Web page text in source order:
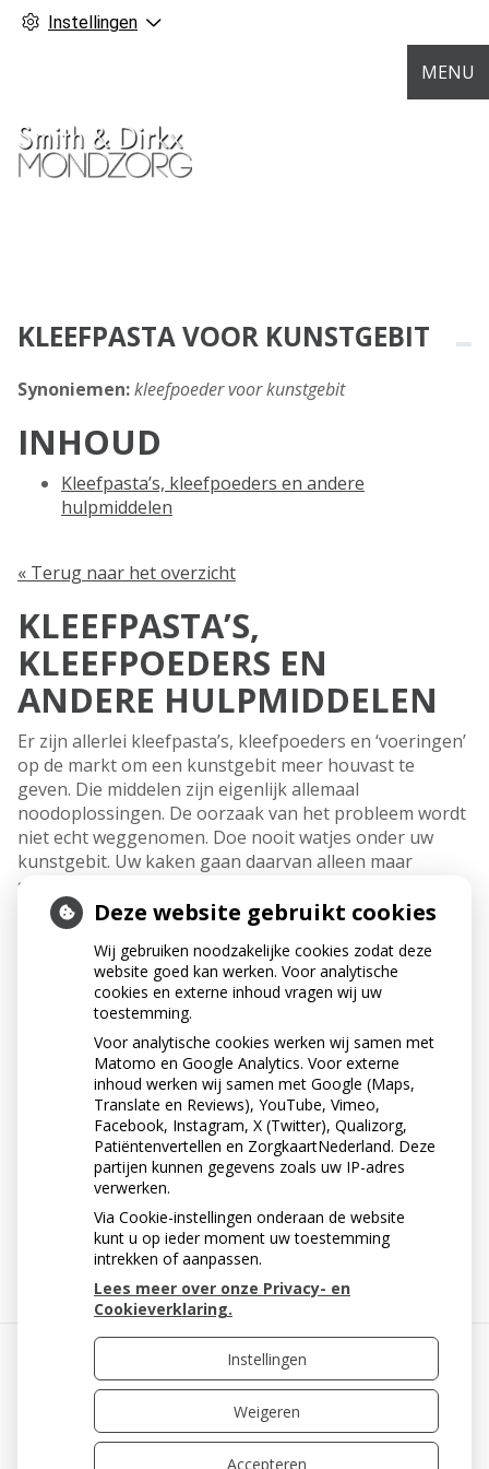
Instellingen
MENU
KLEEFPASTA VOOR KUNSTGEBIT
Synoniemen:kleefpoeder voor kunstgebit
INHOUD
Kleefpasta’s, kleefpoeders en andere
hulpmiddelen
« Terug naar het overzicht
KLEEFPASTA’S,
KLEEFPOEDERS EN
ANDERE HULPMIDDELEN
Er zijn allerlei kleefpasta’s, kleefpoeders en ‘voeringen’
op de markt om een kunstgebit meer houvast te
geven. Die middelen zijn eigenlijk allemaal
noodoplossingen. De oorzaak van het probleem wordt
niet echt weggenomen. Doe nooit watjes onder uw
kunstgebit. Uw kaken gaan daarvan alleen maar
sneller slinken. Gaat uw kunstgebit loszitten? Ga dan
naar uw behandelaar. Hij ziet meestal direct wat er aan
de hand is en kan u het beste advies geven.
« Terug naar het overzicht
Uw Zorg Online|Beheer
Deze website gebruikt cookies
Wij gebruiken noodzakelijke cookies zodat deze
website goed kan werken. Voor analytische
cookies en externe inhoud vragen wij uw
toestemming.
Voor analytische cookies werken wij samen met
Matomo en Google Analytics. Voor externe
inhoud werken wij samen met Google (Maps,
Translate en Reviews), YouTube, Vimeo,
Facebook, Instagram, X (Twitter), Qualizorg,
Patiëntenvertellen en ZorgkaartNederland. Deze
partijen kunnen gegevens zoals uw IP-adres
verwerken.
Via Cookie-instellingen onderaan de website
kunt u op ieder moment uw toestemming
intrekken of aanpassen.
Lees meer over onze Privacy- en
Cookieverklaring.
Instellingen
Weigeren
Accepteren